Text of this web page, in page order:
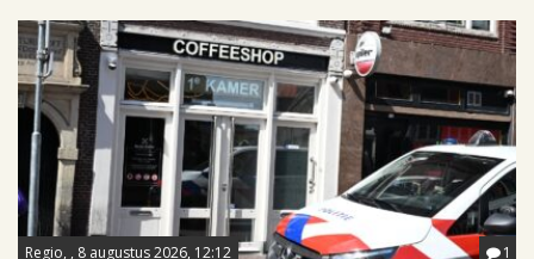
Regio, , 8 augustus 2026, 12:12 1